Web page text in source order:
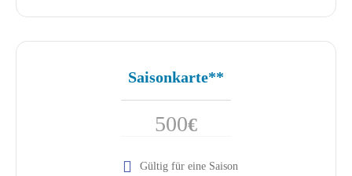
Saisonkarte**
500€
Gültig für eine Saison